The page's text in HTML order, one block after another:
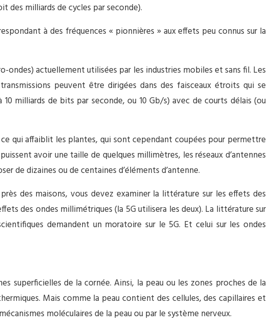
des milliards de cycles par seconde).
à des fréquences « pionnières » aux effets peu connus sur la
ondes) actuellement utilisées par les industries mobiles et sans fil. Les
peuvent être dirigées dans des faisceaux étroits qui se
milliards de bits par seconde, ou 10 Gb/s) avec de courts délais (ou
qui affaiblit les plantes, qui sont cependant coupées pour permettre
avoir une taille de quelques millimètres, les réseaux d’antennes
de dizaines ou de centaines d’éléments d’antenne.
des maisons, vous devez examiner la littérature sur les effets des
des ondes millimétriques (la 5G utilisera les deux). La littérature sur
demandent un moratoire sur le 5G. Et celui sur les ondes
superficielles de la cornée. Ainsi, la peau ou les zones proches de la
Mais comme la peau contient des cellules, des capillaires et
moléculaires de la peau ou par le système nerveux.